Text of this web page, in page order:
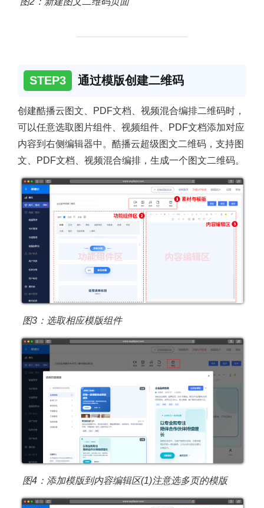
STEP3 通过模版创建二维码
创建酷播云图文、PDF文档、视频混合编排二维码时，
可以任意选取图片组件、视频组件、PDF文档添加对应
内容到右侧编辑器中。酷播云超级图文二维码，支持图
文、PDF文档、视频混合编排，生成一个图文二维码。
图3：选取相应模版组件
图4：添加模版到内容编辑区(1)注意选多页的模版